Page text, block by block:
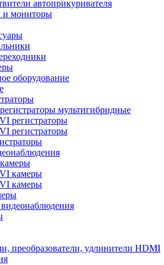
автоприкуривателя
и мониторы
оборудование
мультигибридные
регистраторы
регистраторы
камеры
камеры
преобразователи, удлинители HDMI